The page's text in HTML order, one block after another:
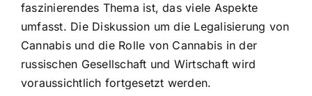
faszinierendes Thema ist, das viele Aspekte
umfasst. Die Diskussion um die Legalisierung von
Cannabis und die Rolle von Cannabis in der
russischen Gesellschaft und Wirtschaft wird
voraussichtlich fortgesetzt werden.